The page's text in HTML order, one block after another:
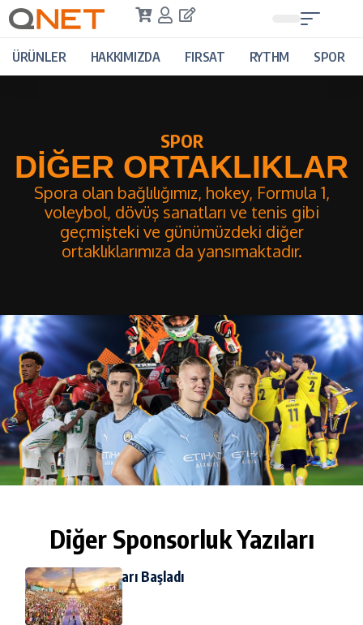
ÜRÜNLER HAKKIMIZDA FIRSAT RYTHM SPOR
SPOR
DİĞER ORTAKLIKLAR
Spora olan bağlılığımız, hokey, Formula 1,
voleybol, dövüş sanatları ve tenis gibi
geçmişteki ve günümüzdeki diğer
ortaklıklarımıza da yansımaktadır.
Diğer Sponsorluk Yazıları
2024 Olimpiyatları Başladı
1 Minimum Okuma